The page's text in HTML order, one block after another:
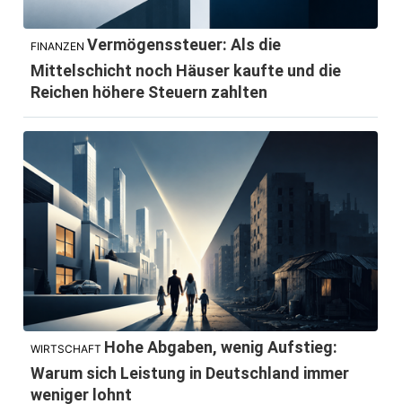
FINANZEN Vermögenssteuer: Als die
Mittelschicht noch Häuser kaufte und die
Reichen höhere Steuern zahlten
WIRTSCHAFT Hohe Abgaben, wenig Aufstieg:
Warum sich Leistung in Deutschland immer
weniger lohnt